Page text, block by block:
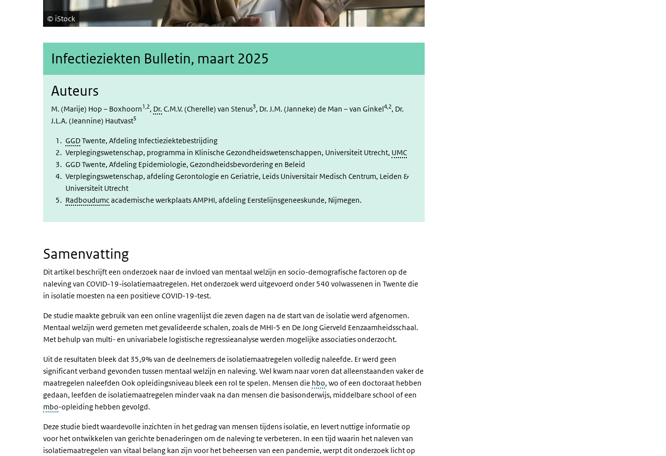
iStock
Infectieziekten Bulletin, maart 2025
Auteurs
M. (Marije) Hop – Boxhoorn1,2, Dr. C.M.V. (Cherelle) van Stenus3, Dr. J.M. (Janneke) de Man – van Ginkel4,2, Dr.
J.L.A. (Jeannine) Hautvast5
GGDTwente, Afdeling Infectieziektebestrijding
Verplegingswetenschap, programma in Klinische Gezondheidswetenschappen, Universiteit Utrecht, UMC
GGD Twente, Afdeling Epidemiologie, Gezondheidsbevordering en Beleid
Verplegingswetenschap, afdeling Gerontologie en Geriatrie, Leids Universitair Medisch Centrum, Leiden &
Universiteit Utrecht
Radboudumc academische werkplaats AMPHI, afdeling Eerstelijnsgeneeskunde, Nijmegen.
Samenvatting
Dit artikel beschrijft een onderzoek naar de invloed van mentaal welzijn en socio-demografische factoren op de
naleving van COVID-19-isolatiemaatregelen. Het onderzoek werd uitgevoerd onder 540 volwassenen in Twente die
in isolatie moesten na een positieve COVID-19-test.
De studie maakte gebruik van een online vragenlijst die zeven dagen na de start van de isolatie werd afgenomen.
Mentaal welzijn werd gemeten met gevalideerde schalen, zoals de MHI-5 en De Jong Gierveld Eenzaamheidsschaal.
Met behulp van multi- en univariabele logistische regressieanalyse werden mogelijke associaties onderzocht.
Uit de resultaten bleek dat 35,9% van de deelnemers de isolatiemaatregelen volledig naleefde. Er werd geen
significant verband gevonden tussen mentaal welzijn en naleving. Wel kwam naar voren dat alleenstaanden vaker de
maatregelen naleefden Ook opleidingsniveau bleek een rol te spelen. Mensen die hbo, wo of een doctoraat hebben
gedaan, leefden de isolatiemaatregelen minder vaak na dan mensen die basisonderwijs, middelbare school of een
mbo-opleiding hebben gevolgd.
Deze studie biedt waardevolle inzichten in het gedrag van mensen tijdens isolatie, en levert nuttige informatie op
voor het ontwikkelen van gerichte benaderingen om de naleving te verbeteren. In een tijd waarin het naleven van
isolatiemaatregelen van vitaal belang kan zijn voor het beheersen van een pandemie, werpt dit onderzoek licht op